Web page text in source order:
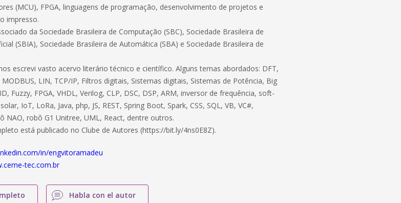
(MCU), FPGA, linguagens de programação, desenvolvimento de projetos e
impresso.
da Sociedade Brasileira de Computação (SBC), Sociedade Brasileira de
(SBIA), Sociedade Brasileira de Automática (SBA) e Sociedade Brasileira de
escrevi vasto acervo literário técnico e científico. Alguns temas abordados: DFT,
MODBUS, LIN, TCP/IP, Filtros digitais, Sistemas digitais, Sistemas de Potência, Big
Fuzzy, FPGA, VHDL, Verilog, CLP, DSC, DSP, ARM, inversor de frequência, soft-
IoT, LoRa, Java, php, JS, REST, Spring Boot, Spark, CSS, SQL, VB, VC#,
NAO, robô G1 Unitree, UML, React, dentre outros.
está publicado no Clube de Autores (https://bit.ly/4ns0E8Z).
in/engvitoramadeu
tec.com.br
Habla con el autor